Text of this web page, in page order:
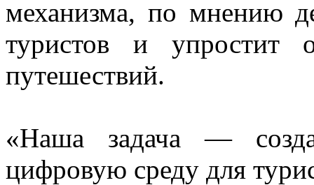
механизма, по мнению
туристов и упростит
путешествий.
«Наша задача —
цифровую среду для